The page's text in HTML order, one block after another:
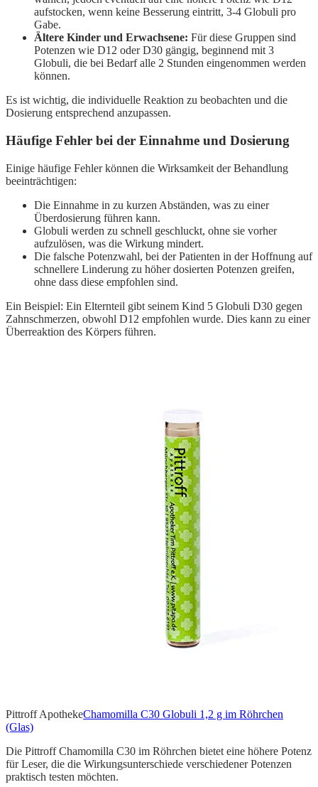
aufstocken, wenn keine Besserung eintritt, 3-4 Globuli pro
Gabe.
Ältere Kinder und Erwachsene: Für diese Gruppen sind
Potenzen wie D12 oder D30 gängig, beginnend mit 3
Globuli, die bei Bedarf alle 2 Stunden eingenommen werden
können.
Es ist wichtig, die individuelle Reaktion zu beobachten und die
Dosierung entsprechend anzupassen.
Häufige Fehler bei der Einnahme und Dosierung
Einige häufige Fehler können die Wirksamkeit der Behandlung
beeinträchtigen:
Die Einnahme in zu kurzen Abständen, was zu einer
Überdosierung führen kann.
Globuli werden zu schnell geschluckt, ohne sie vorher
aufzulösen, was die Wirkung mindert.
Die falsche Potenzwahl, bei der Patienten in der Hoffnung auf
schnellere Linderung zu höher dosierten Potenzen greifen,
ohne dass diese empfohlen sind.
Ein Beispiel: Ein Elternteil gibt seinem Kind 5 Globuli D30 gegen
Zahnschmerzen, obwohl D12 empfohlen wurde. Dies kann zu einer
Überreaktion des Körpers führen.
Pittroff ApothekeChamomilla C30 Globuli 1,2 g im Röhrchen
(Glas)
Die Pittroff Chamomilla C30 im Röhrchen bietet eine höhere Potenz
für Leser, die die Wirkungsunterschiede verschiedener Potenzen
praktisch testen möchten.